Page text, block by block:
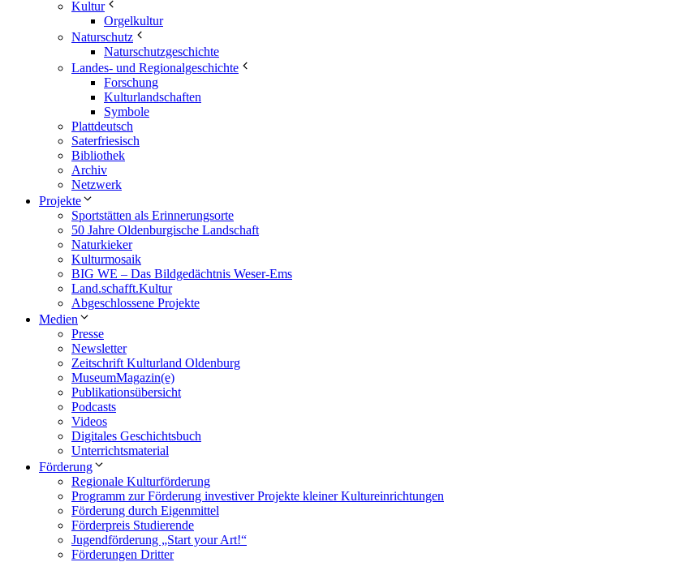
Kultur
Orgelkultur
Naturschutz
Naturschutzgeschichte
Landes- und Regionalgeschichte
Forschung
Kulturlandschaften
Symbole
Plattdeutsch
Saterfriesisch
Bibliothek
Archiv
Netzwerk
Projekte
Sportstätten als Erinnerungsorte
50 Jahre Oldenburgische Landschaft
Naturkieker
Kulturmosaik
BIG WE – Das Bildgedächtnis Weser-Ems
Land.schafft.Kultur
Abgeschlossene Projekte
Medien
Presse
Newsletter
Zeitschrift Kulturland Oldenburg
MuseumMagazin(e)
Publikationsübersicht
Podcasts
Videos
Digitales Geschichtsbuch
Unterrichtsmaterial
Förderung
Regionale Kulturförderung
Programm zur Förderung investiver Projekte kleiner Kultureinrichtungen
Förderung durch Eigenmittel
Förderpreis Studierende
Jugendförderung „Start your Art!“
Förderungen Dritter